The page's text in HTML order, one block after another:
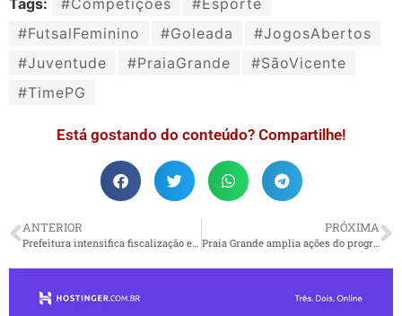
#FutsalFeminino
#Goleada
#JogosAbertos
#Juventude
#PraiaGrande
#SãoVicente
#TimePG
Está gostando do conteúdo? Compartilhe!
ANTERIOR PRÓXIMA
Praia Grande amplia ações do programa Recicla PG com nova parceria